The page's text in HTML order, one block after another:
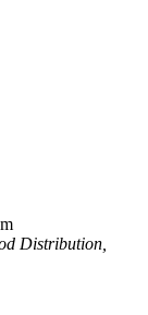
Distribution,